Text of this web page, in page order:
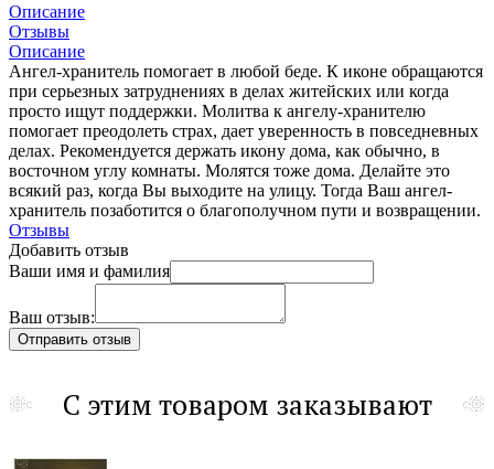
Описание
Отзывы
Описание
Ангел-хранитель помогает в любой беде. К иконе обращаются
при серьезных затруднениях в делах житейских или когда
просто ищут поддержки. Молитва к ангелу-хранителю
помогает преодолеть страх, дает уверенность в повседневных
делах. Рекомендуется держать икону дома, как обычно, в
восточном углу комнаты. Молятся тоже дома. Делайте это
всякий раз, когда Вы выходите на улицу. Тогда Ваш ангел-
хранитель позаботится о благополучном пути и возвращении.
Отзывы
Добавить отзыв
Ваши имя и фамилия
Ваш отзыв:
С этим товаром заказывают